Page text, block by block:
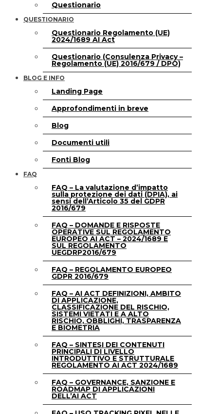
Questionario
QUESTIONARIO
Questionario Regolamento (UE)
2024/1689 AI Act
Questionario (Consulenza Privacy –
Regolamento (UE) 2016/679 / DPO)
BLOG E INFO
Landing Page
Approfondimenti in breve
Blog
Documenti utili
Fonti Blog
FAQ
FAQ – La valutazione d’impatto
sulla protezione dei dati (DPIA), ai
sensi dell’Articolo 35 del GDPR
2016/679
FAQ – DOMANDE E RISPOSTE
OPERATIVE SUL REGOLAMENTO
EUROPEO AI ACT – 2024/1689 E
SUL REGOLAMENTO
UEGDRP2016/679
FAQ – REGOLAMENTO EUROPEO
GDPR 2016/679
FAQ – AI ACT DEFINIZIONI, AMBITO
DI APPLICAZIONE,
CLASSIFICAZIONE DEL RISCHIO,
SISTEMI VIETATI E A ALTO
RISCHIO, OBBLIGHI, TRASPARENZA
E BIOMETRIA
FAQ – SINTESI DEI CONTENUTI
PRINCIPALI DI LIVELLO
INTRODUTTIVO E STRUTTURALE
REGOLAMENTO AI ACT 2024/1689
FAQ – GOVERNANCE, SANZIONE E
ROADMAP DI APPLICAZIONI
DELL’AI ACT